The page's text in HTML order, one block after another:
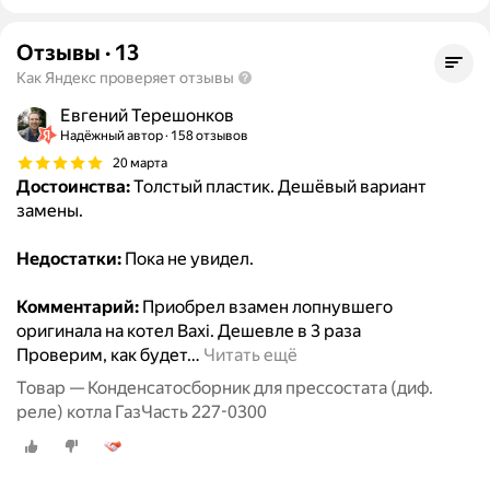
Отзывы · 13
Как Яндекс проверяет отзывы
Евгений Терешонков
Надёжный автор 158 отзывов
20 марта
Достоинства:Толстый пластик. Дешёвый вариант
замены.
Недостатки: Пока не увидел.
Комментарий: Приобрел взамен лопнувшего
оригинала на котел Baxi. Дешевле в 3 раза
Проверим, как будет… Читать ещё
Товар — Конденсатосборник для прессостата (диф.
реле) котла ГазЧасть 227-0300